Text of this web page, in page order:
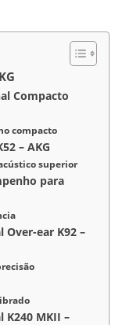
Compacto
compacto
– AKG
superior
para
Over-ear K92 –
K240 MKII –